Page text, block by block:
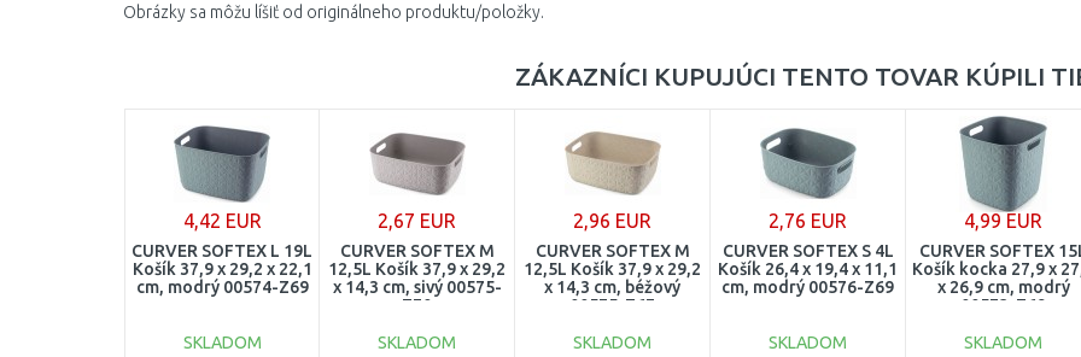
Obrázky sa môžu líšiť od originálneho produktu/položky.
ZÁKAZNÍCI KUPUJÚCI TENTO TOVAR KÚPILI
4,42 EUR
CURVER SOFTEX L 19L
Košík 37,9 x 29,2 x 22,1
cm, modrý 00574-Z69
SKLADOM
2,67 EUR
CURVER SOFTEX M
12,5L Košík 37,9 x 29,2
x 14,3 cm, sivý 00575-
Z70
SKLADOM
2,96 EUR
CURVER SOFTEX M
12,5L Košík 37,9 x 29,2
x 14,3 cm, béžový
00575-Z67
SKLADOM
2,76 EUR
CURVER SOFTEX S 4L
Košík 26,4 x 19,4 x 11,1
cm, modrý 00576-Z69
SKLADOM
4,99 EUR
CURVER SOFTEX
Košík kocka 27,9 x
x 26,9 cm, modrý
00573-Z69
SKLADOM